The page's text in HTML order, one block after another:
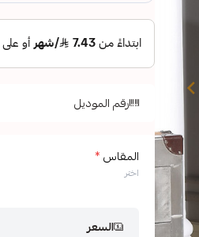
رقم الموديل
المقاس*
اختر
السعر